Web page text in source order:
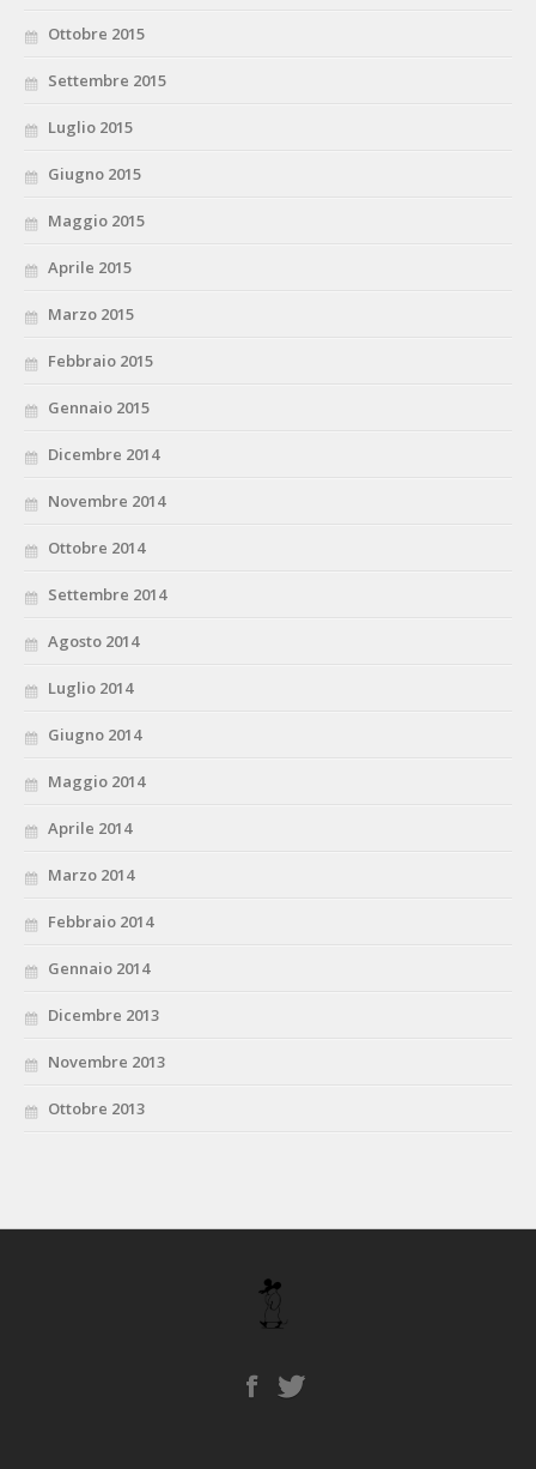
Ottobre 2015
Settembre 2015
Luglio 2015
Giugno 2015
Maggio 2015
Aprile 2015
Marzo 2015
Febbraio 2015
Gennaio 2015
Dicembre 2014
Novembre 2014
Ottobre 2014
Settembre 2014
Agosto 2014
Luglio 2014
Giugno 2014
Maggio 2014
Aprile 2014
Marzo 2014
Febbraio 2014
Gennaio 2014
Dicembre 2013
Novembre 2013
Ottobre 2013